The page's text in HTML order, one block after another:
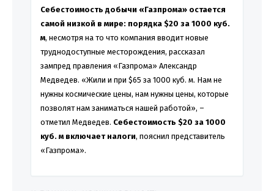
Себестоимость добычи «Газпрома» остается
самой низкой в мире: порядка $20 за 1000 куб.
м, несмотря на то что компания вводит новые
труднодоступные месторождения, рассказал
зампред правления «Газпрома» Александр
Медведев. «Жили и при $65 за 1000 куб. м. Нам не
нужны космические цены, нам нужны цены, которые
позволят нам заниматься нашей работой», –
отметил Медведев. Себестоимость $20 за 1000
куб. м включает налоги, пояснил представитель
«Газпрома».